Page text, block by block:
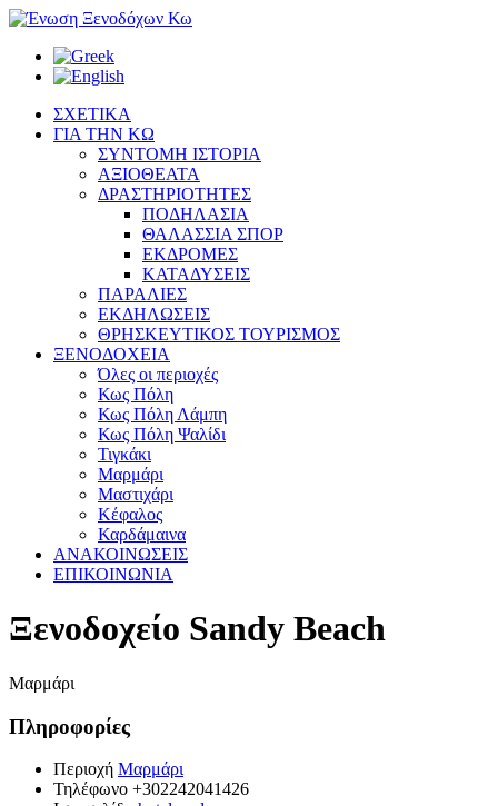
ΣΧΕΤΙΚΑ
ΓΙΑ ΤΗΝ ΚΩ
ΣΥΝΤΟΜΗ ΙΣΤΟΡΙΑ
ΑΞΙΟΘΕΑΤΑ
ΔΡΑΣΤΗΡΙΟΤΗΤΕΣ
ΠΟΔΗΛΑΣΙΑ
ΘΑΛΑΣΣΙΑ ΣΠΟΡ
ΕΚΔΡΟΜΕΣ
ΚΑΤΑΔΥΣΕΙΣ
ΠΑΡΑΛΙΕΣ
ΕΚΔΗΛΩΣΕΙΣ
ΘΡΗΣΚΕΥΤΙΚΟΣ ΤΟΥΡΙΣΜΟΣ
ΞΕΝΟΔΟΧΕΙΑ
Όλες οι περιοχές
Κως Πόλη
Κως Πόλη Λάμπη
Κως Πόλη Ψαλίδι
Τιγκάκι
Μαρμάρι
Μαστιχάρι
Κέφαλος
Καρδάμαινα
ΑΝΑΚΟΙΝΩΣΕΙΣ
ΕΠΙΚΟΙΝΩΝΙΑ
Ξενοδοχείο Sandy Beach
Mαρμάρι
Πληροφορίες
Περιοχή Μαρμάρι
Τηλέφωνο +302242041426